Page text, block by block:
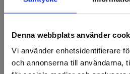
Denna webbplats använder
Vi använder enhetsidentifierare
och annonserna till användarna,